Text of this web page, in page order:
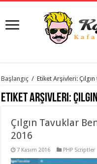
istanbul
evden
eve
organizasyon
gaziantep
evden
taşımacılık,
evden
Başlangıç / Etiket Arşivleri:
Etiket Arşivleri:
Çılgın Tavuklar
2016
7 Kasım 2016 PHP Scriptler